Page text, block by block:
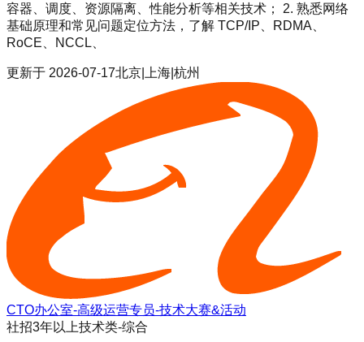
容器、调度、资源隔离、性能分析等相关技术； 2. 熟悉网络
基础原理和常见问题定位方法，了解 TCP/IP、RDMA、
RoCE、NCCL、
更新于 2026-07-17北京|上海|杭州
CTO办公室-高级运营专员-技术大赛&活动
社招3年以上技术类-综合